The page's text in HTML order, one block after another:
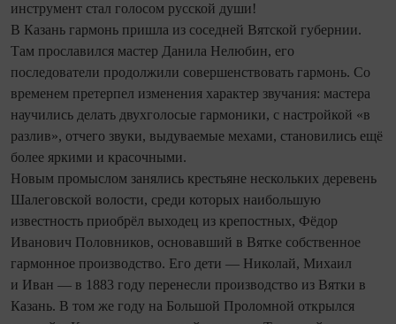
инструмент стал голосом русской души!
В Казань гармонь пришла из соседней Вятской губернии.
Там прославился мастер Данила Нелюбин, его
последователи продолжили совершенствовать гармонь. Со
временем претерпел изменения характер звучания: мастера
научились делать двухголосые гармоники, с настройкой «в
разлив», отчего звуки, выдуваемые мехами, становились ещё
более яркими и красочными.
Новым промыслом занялись крестьяне нескольких деревень
Шалеговской волости, среди которых наибольшую
известность приобрёл выходец из крепостных, Фёдор
Иванович Половников, основавший в Вятке собственное
гармонное производство. Его дети — Николай, Михаил
и Иван — в 1883 году перенесли производство из Вятки в
Казань. В том же году на Большой Проломной открылся